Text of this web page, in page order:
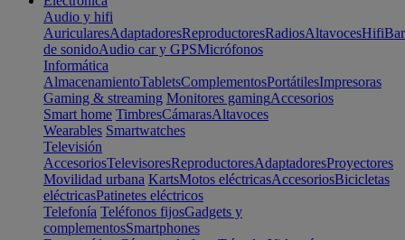
Audio y hifi
AuricularesAdaptadoresReproductoresRadiosAltavocesHifi
de sonidoAudio car y GPSMicrófonos
Informática
AlmacenamientoTabletsComplementosPortátilesImpresoras
Gaming & streaming Monitores gamingAccesorios
Smart home TimbresCámarasAltavoces
Wearables Smartwatches
Televisión
AccesoriosTelevisoresReproductoresAdaptadoresProyectores
Movilidad urbana KartsMotos eléctricasAccesoriosBicicletas
eléctricasPatinetes eléctricos
Telefonía Teléfonos fijosGadgets y
complementosSmartphones